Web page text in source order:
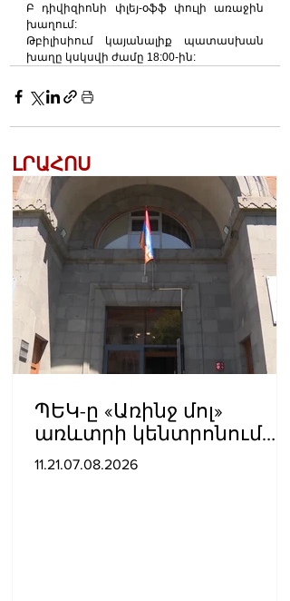
Բ դիվիզիոնի փլեյ-օֆֆ փուլի առաջին
խաղում:
Թբիլիսիում կայանալիք պատասխան
խաղը կսկսվի ժամը 18:00-ին:
ԼՐԱՀՈՍ
ՊԵԿ-ը «Առինջ մոլ»
առևտրի կենտրոնում
բացահայտել է 1,3 մլրդ
11.21.07.08.2026